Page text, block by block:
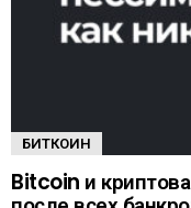
БИТКОИН
Bitcoin и